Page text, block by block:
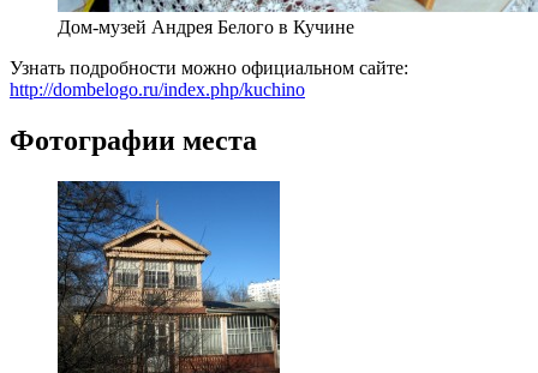
Дом-музей Андрея Белого в Кучине
Узнать подробности можно официальном сайте:
http://dombelogo.ru/index.php/kuchino
Фотографии места